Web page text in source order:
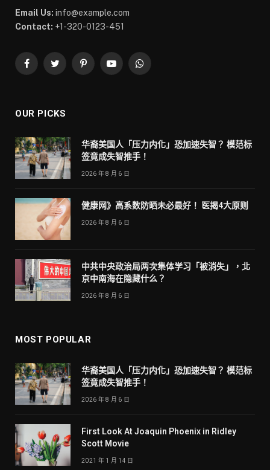
Email Us: info@example.com
Contact: +1-320-0123-451
FacebookTwitterPinterestYouTubeWhatsApp
OUR PICKS
华裔美国人「压力内化」恐加速失智？ 模范标
签竟成失智推手！
2026 年 8 月 6 日
健康网》高系数防晒未必最好！ 医揭4大原则
2026 年 8 月 6 日
中共中央政治局两次集体学习「被消失」，北
京中南海在隐藏什么？
2026 年 8 月 6 日
MOST POPULAR
华裔美国人「压力内化」恐加速失智？ 模范标
签竟成失智推手！
2026 年 8 月 6 日
First Look At Joaquin Phoenix in Ridley
Scott Movie
2021 年 1 月 14 日